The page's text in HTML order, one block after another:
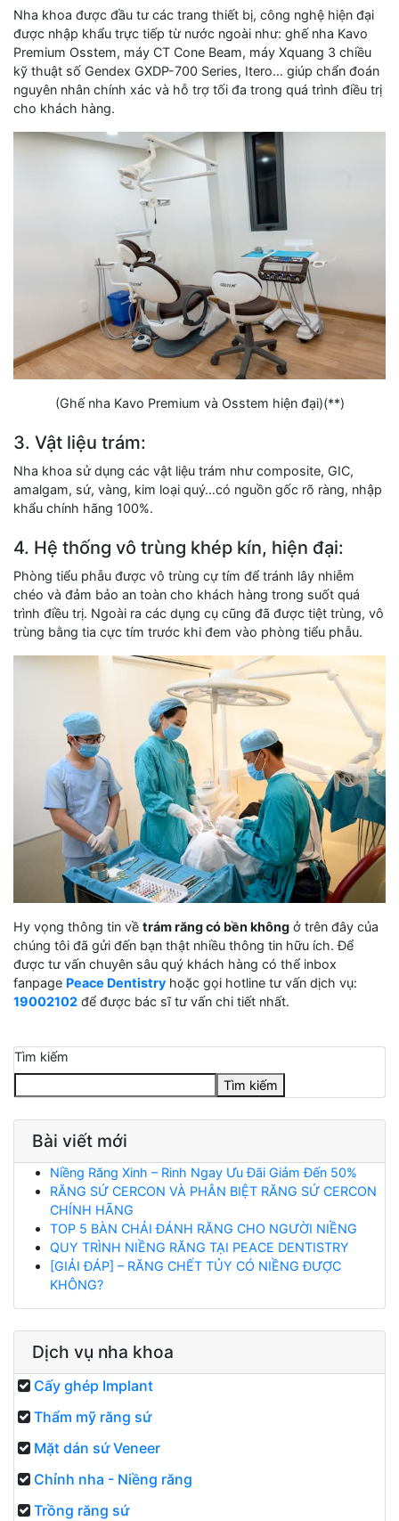
Nha khoa được đầu tư các trang thiết bị, công nghệ hiện đại
được nhập khẩu trực tiếp từ nước ngoài như: ghế nha Kavo
Premium Osstem, máy CT Cone Beam, máy Xquang 3 chiều
kỹ thuật số Gendex GXDP-700 Series, Itero… giúp chẩn đoán
nguyên nhân chính xác và hỗ trợ tối đa trong quá trình điều trị
cho khách hàng.
(Ghế nha Kavo Premium và Osstem hiện đại)(**)
3. Vật liệu trám:
Nha khoa sử dụng các vật liệu trám như composite, GIC,
amalgam, sứ, vàng, kim loại quý…có nguồn gốc rõ ràng, nhập
khẩu chính hãng 100%.
4. Hệ thống vô trùng khép kín, hiện đại:
Phòng tiểu phẫu được vô trùng cự tím để tránh lây nhiễm
chéo và đảm bảo an toàn cho khách hàng trong suốt quá
trình điều trị. Ngoài ra các dụng cụ cũng đã được tiệt trùng, vô
trùng bằng tia cực tím trước khi đem vào phòng tiểu phẫu.
Hy vọng thông tin về trám răng có bền không ở trên đây của
chúng tôi đã gửi đến bạn thật nhiều thông tin hữu ích. Để
được tư vấn chuyên sâu quý khách hàng có thể inbox
fanpage Peace Dentistry hoặc gọi hotline tư vấn dịch vụ:
19002102 để được bác sĩ tư vấn chi tiết nhất.
Tìm kiếm
Tìm kiếm
Bài viết mới
Niềng Răng Xinh – Rinh Ngay Ưu Đãi Giảm Đến 50%
RĂNG SỨ CERCON VÀ PHÂN BIỆT RĂNG SỨ CERCON
CHÍNH HÃNG
TOP 5 BÀN CHẢI ĐÁNH RĂNG CHO NGƯỜI NIỀNG
QUY TRÌNH NIỀNG RĂNG TẠI PEACE DENTISTRY
[GIẢI ĐÁP] – RĂNG CHẾT TỦY CÓ NIỀNG ĐƯỢC
KHÔNG?
Dịch vụ nha khoa
Cấy ghép Implant
Thẩm mỹ răng sứ
Mặt dán sứ Veneer
Chỉnh nha - Niềng răng
Trồng răng sứ